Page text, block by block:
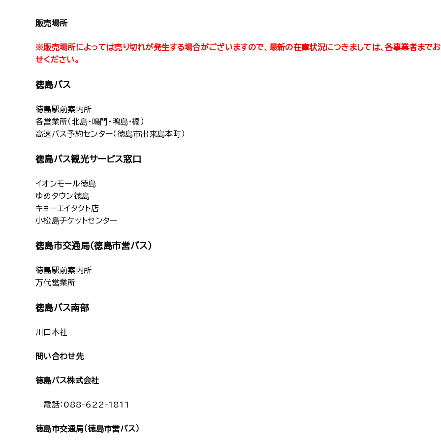
販売場所
※販売場所によっては売り切れが発生する場合がございますので、最新の在庫状況につきましては、各事業者まで
せください。
徳島バス
徳島駅前案内所
各営業所（北島・鳴門・鴨島・橘）
高速バス予約センター（徳島市出来島本町）
徳島バス観光サービス窓口
イオンモール徳島
ゆめタウン徳島
キョーエイタクト店
小松島チケットセンター
徳島市交通局（徳島市営バス）
徳島駅前案内所
万代営業所
徳島バス南部
川口本社
問い合わせ先
徳島バス株式会社
電話：088-622-1811
徳島市交通局（徳島市営バス）